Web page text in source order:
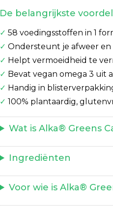
De belangrijkste
✓ 58 voedingsstoffen in 1
✓ Ondersteunt je afweer
✓ Helpt vermoeidheid te
✓ Bevat vegan omega 3 uit
✓ Handig in
✓ 100% plantaardig,
Wat is Alka® Greens
Ingrediënten
Voor wie is Alka®